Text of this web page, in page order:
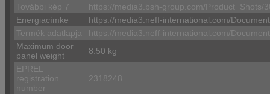
További kép 7
https://media3.bsh-group.com/Product_Shots/
Energiacímke
https://media3.neff-international.com/
Termék adatlapja
https://media3.neff-international.com/
Maximum door
panel weight
8.50 kg
EPREL
registration
number
2318248